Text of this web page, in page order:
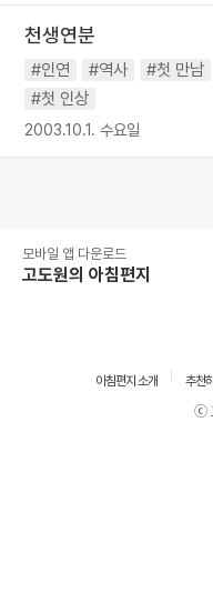
천생연분
#인연 #역사 #첫 만남
#첫 인상
2003.10.1. 수요일
모바일 앱 다운로드
고도원의 아침편지
아침편지 소개 추천
ⓒ